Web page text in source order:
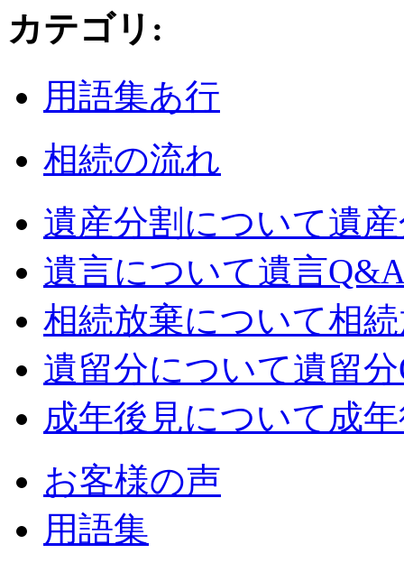
カテゴリ :
用語集あ行
相続の流れ
遺産分割について遺
遺言について遺言
相続放棄について相
遺留分について遺留
成年後見について成
お客様の声
用語集